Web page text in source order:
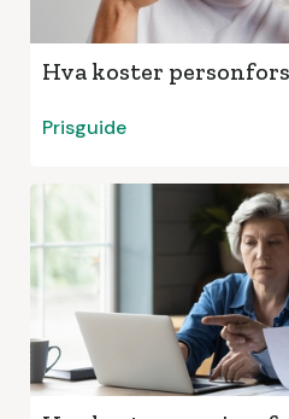
Hva koster
Prisguide